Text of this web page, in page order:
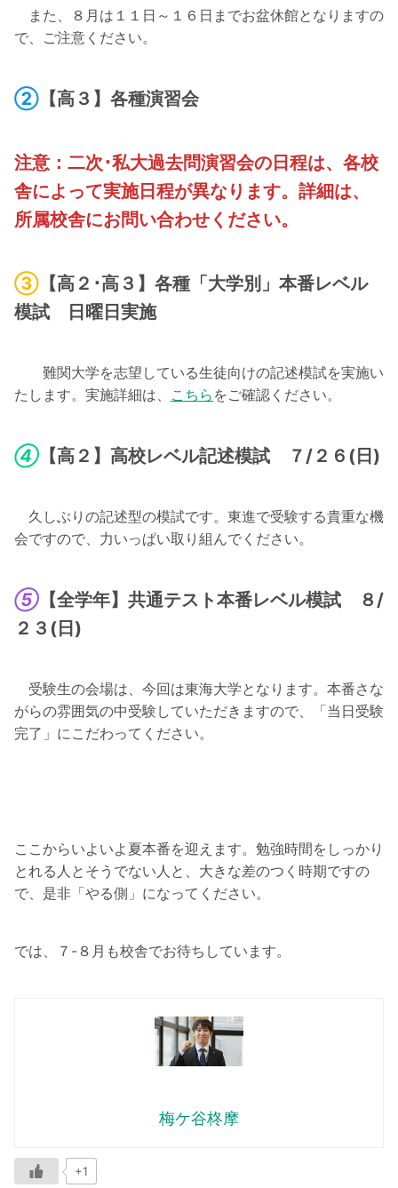
また、８月は１１日～１６日までお盆休館となりますの
で、ご注意ください。
② 【高３】各種演習会
注意：二次･私大過去問演習会の日程は、各校
舎によって実施日程が異なります。詳細は、
所属校舎にお問い合わせください。
③ 【高２･高３】各種「大学別」本番レベル
模試 日曜日実施
難関大学を志望している生徒向けの記述模試を実施い
たします。実施詳細は、 こちら をご確認ください。
④ 【高２】高校レベル記述模試 ７/２６(日)
久しぶりの記述型の模試です。東進で受験する貴重な機
会ですので、力いっぱい取り組んでください。
⑤ 【全学年】共通テスト本番レベル模試 ８/
２３(日)
受験生の会場は、今回は東海大学となります。本番さな
がらの雰囲気の中受験していただきますので、「当日受験
完了」にこだわってください。
ここからいよいよ夏本番を迎えます。勉強時間をしっかり
とれる人とそうでない人と、大きな差のつく時期ですの
で、是非「やる側」になってください。
では、７-８月も校舎でお待ちしています。
梅ケ谷柊摩
+1